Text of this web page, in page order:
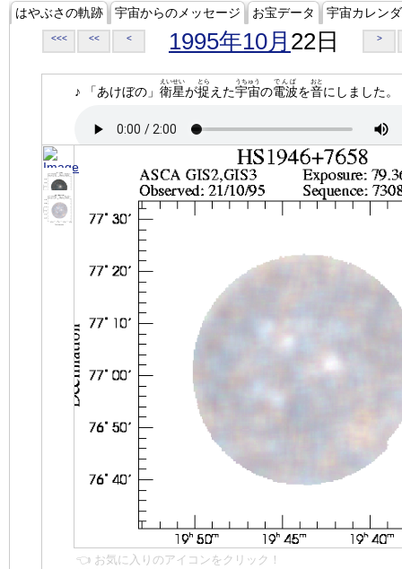
はやぶさの軌跡 宇宙からのメッセージ お宝データ 宇宙カレン
<<< << < 1995年10月 22日 >
♪ 「あけぼの」 衛星
えいせい
が捉
とら
えた宇宙
うちゅう
の電波
でんぱ
を音
おと
にしました。
👈 お気に入りのアイコンをクリック！